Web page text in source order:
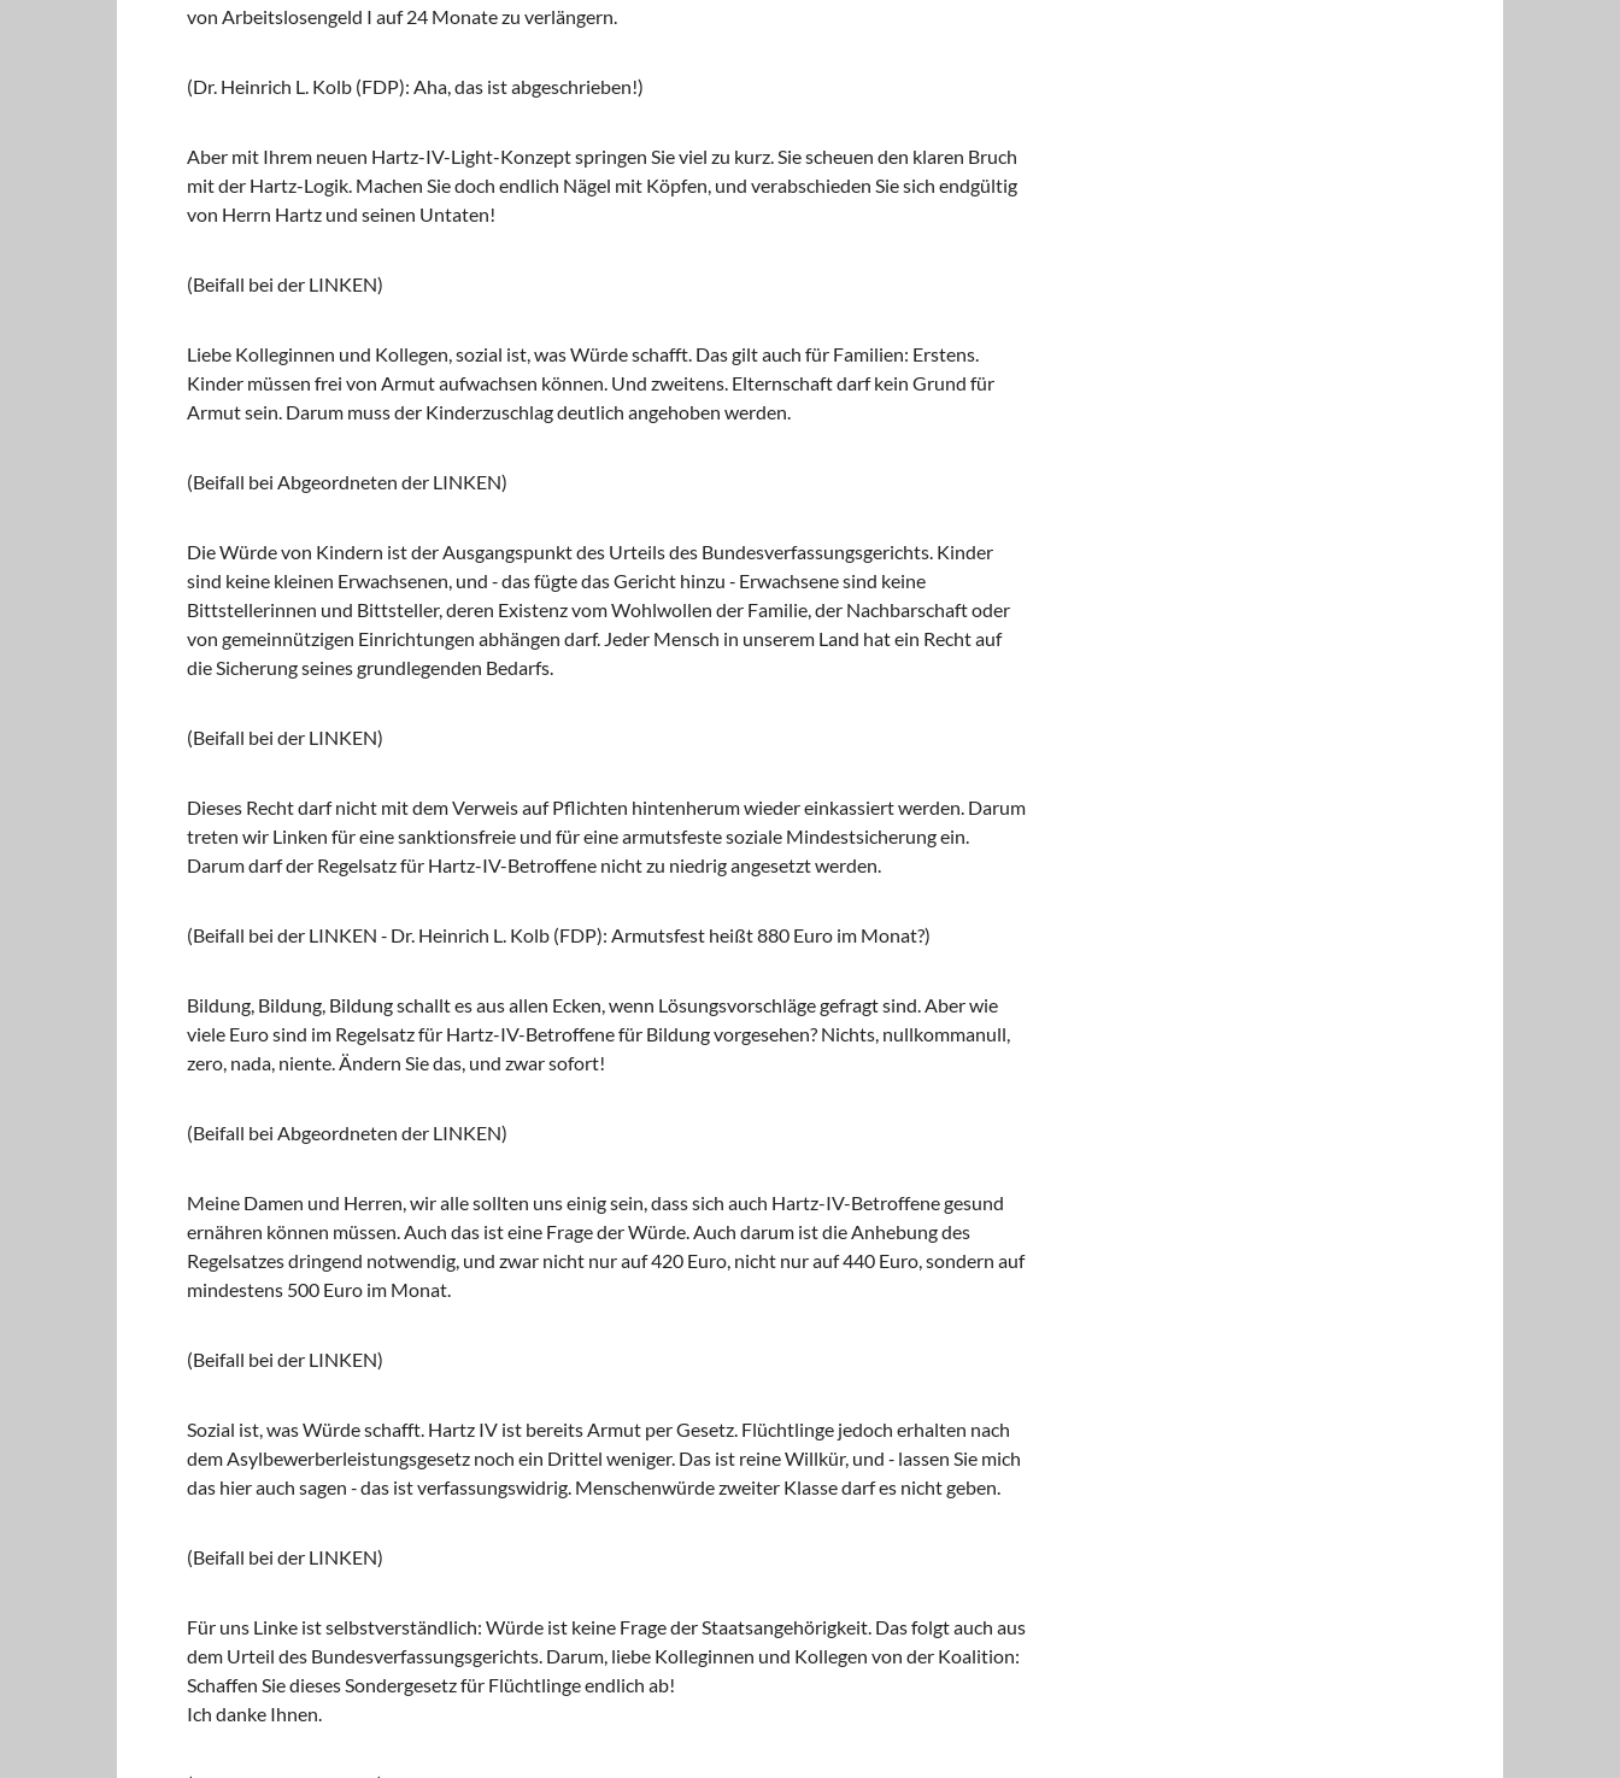
von Arbeitslosengeld I auf 24 Monate zu verlängern.
(Dr. Heinrich L. Kolb (FDP): Aha, das ist abgeschrieben!)
Aber mit Ihrem neuen Hartz-IV-Light-Konzept springen Sie viel zu kurz. Sie scheuen den klaren Bruch
mit der Hartz-Logik. Machen Sie doch endlich Nägel mit Köpfen, und verabschieden Sie sich endgültig
von Herrn Hartz und seinen Untaten!
(Beifall bei der LINKEN)
Liebe Kolleginnen und Kollegen, sozial ist, was Würde schafft. Das gilt auch für Familien: Erstens.
Kinder müssen frei von Armut aufwachsen können. Und zweitens. Elternschaft darf kein Grund für
Armut sein. Darum muss der Kinderzuschlag deutlich angehoben werden.
(Beifall bei Abgeordneten der LINKEN)
Die Würde von Kindern ist der Ausgangspunkt des Urteils des Bundesverfassungsgerichts. Kinder
sind keine kleinen Erwachsenen, und ‑ das fügte das Gericht hinzu ‑ Erwachsene sind keine
Bittstellerinnen und Bittsteller, deren Existenz vom Wohlwollen der Familie, der Nachbarschaft oder
von gemeinnützigen Einrichtungen abhängen darf. Jeder Mensch in unserem Land hat ein Recht auf
die Sicherung seines grundlegenden Bedarfs.
(Beifall bei der LINKEN)
Dieses Recht darf nicht mit dem Verweis auf Pflichten hintenherum wieder einkassiert werden. Darum
treten wir Linken für eine sanktionsfreie und für eine armutsfeste soziale Mindestsicherung ein.
Darum darf der Regelsatz für Hartz-IV-Betroffene nicht zu niedrig angesetzt werden.
(Beifall bei der LINKEN ‑ Dr. Heinrich L. Kolb (FDP): Armutsfest heißt 880 Euro im Monat?)
Bildung, Bildung, Bildung schallt es aus allen Ecken, wenn Lösungsvorschläge gefragt sind. Aber wie
viele Euro sind im Regelsatz für Hartz-IV-Betroffene für Bildung vorgesehen? Nichts, nullkommanull,
zero, nada, niente. Ändern Sie das, und zwar sofort!
(Beifall bei Abgeordneten der LINKEN)
Meine Damen und Herren, wir alle sollten uns einig sein, dass sich auch Hartz-IV-Betroffene gesund
ernähren können müssen. Auch das ist eine Frage der Würde. Auch darum ist die Anhebung des
Regelsatzes dringend notwendig, und zwar nicht nur auf 420 Euro, nicht nur auf 440 Euro, sondern auf
mindestens 500 Euro im Monat.
(Beifall bei der LINKEN)
Sozial ist, was Würde schafft. Hartz IV ist bereits Armut per Gesetz. Flüchtlinge jedoch erhalten nach
dem Asylbewerberleistungsgesetz noch ein Drittel weniger. Das ist reine Willkür, und ‑ lassen Sie mich
das hier auch sagen ‑ das ist verfassungswidrig. Menschenwürde zweiter Klasse darf es nicht geben.
(Beifall bei der LINKEN)
Für uns Linke ist selbstverständlich: Würde ist keine Frage der Staatsangehörigkeit. Das folgt auch aus
dem Urteil des Bundesverfassungsgerichts. Darum, liebe Kolleginnen und Kollegen von der Koalition:
Schaffen Sie dieses Sondergesetz für Flüchtlinge endlich ab!
Ich danke Ihnen.